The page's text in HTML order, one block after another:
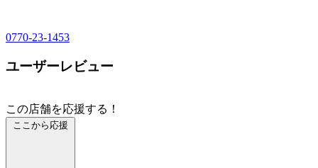
0770-23-1453
ユーザーレビュー
この店舗を応援する！
ここから応援